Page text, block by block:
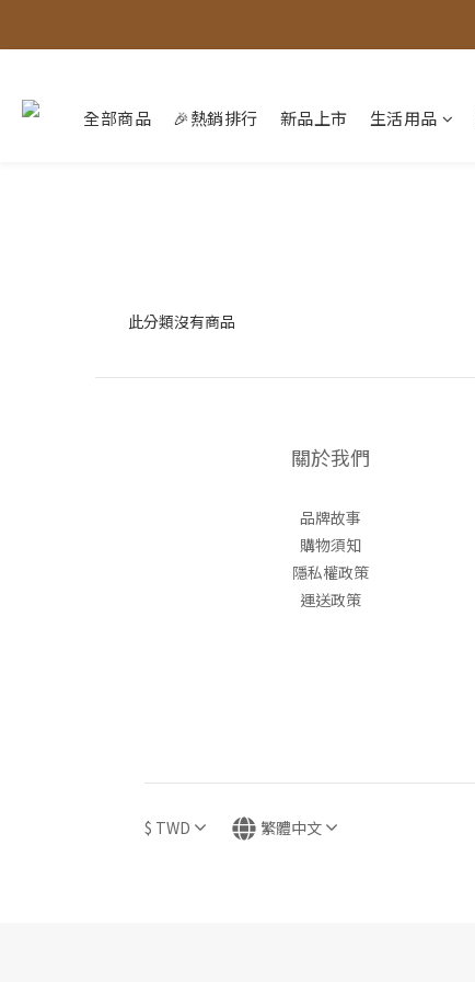
全部商品 🎉熱銷排行 新品上市 生活用品
此分類沒有商品
關於我們
品牌故事
購物須知
隱私權政策
運送政策
$ TWD 繁體中文